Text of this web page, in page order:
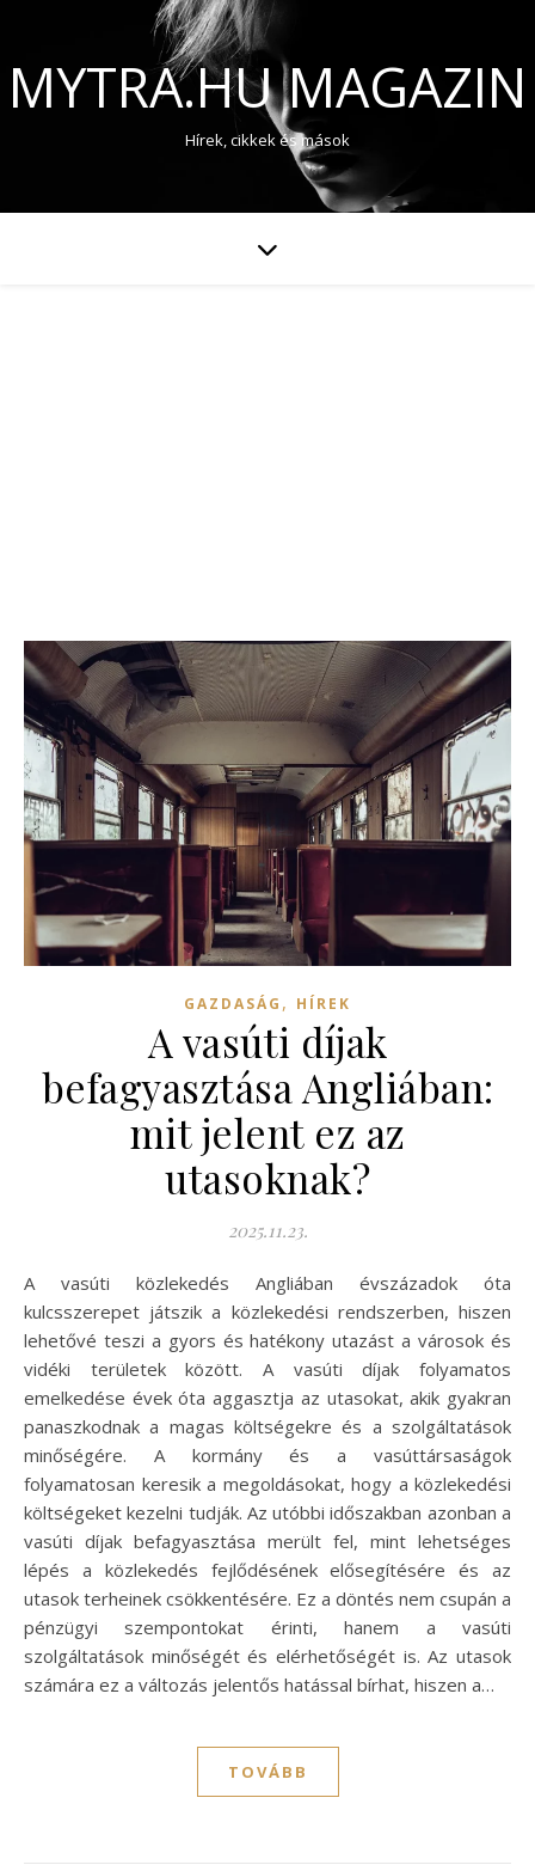
MYTRA.HU MAGAZIN
Hírek, cikkek és mások
GAZDASÁG , HÍREK
A vasúti díjak
befagyasztása Angliában:
mit jelent ez az
utasoknak?
2025.11.23.
A vasúti közlekedés Angliában évszázadok óta
kulcsszerepet játszik a közlekedési rendszerben, hiszen
lehetővé teszi a gyors és hatékony utazást a városok és
vidéki területek között. A vasúti díjak folyamatos
emelkedése évek óta aggasztja az utasokat, akik gyakran
panaszkodnak a magas költségekre és a szolgáltatások
minőségére. A kormány és a vasúttársaságok
folyamatosan keresik a megoldásokat, hogy a közlekedési
költségeket kezelni tudják. Az utóbbi időszakban azonban a
vasúti díjak befagyasztása merült fel, mint lehetséges
lépés a közlekedés fejlődésének elősegítésére és az
utasok terheinek csökkentésére. Ez a döntés nem csupán a
pénzügyi szempontokat érinti, hanem a vasúti
szolgáltatások minőségét és elérhetőségét is. Az utasok
számára ez a változás jelentős hatással bírhat, hiszen a…
TOVÁBB